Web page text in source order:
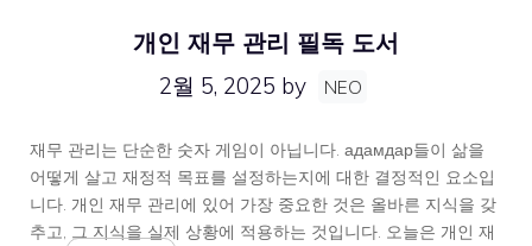
개인 재무 관리 필독 도서
2월 5, 2025 by NEO
재무 관리는 단순한 숫자 게임이 아닙니다. адамдар들이 삶을
어떻게 살고 재정적 목표를 설정하는지에 대한 결정적인 요소입
니다. 개인 재무 관리에 있어 가장 중요한 것은 올바른 지식을 갖
추고, 그 지식을 실제 상황에 적용하는 것입니다. 오늘은 개인 재